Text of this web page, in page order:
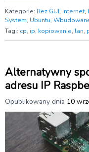
Kategorie: Bez GUI, Internet,
System, Ubuntu,
Tagi: cp, ip, kopiowanie, lan,
Alternatywny
adresu IP
Opublikowany dnia 10